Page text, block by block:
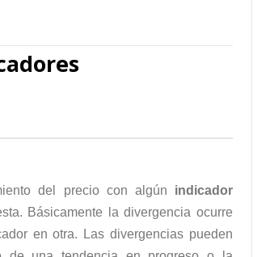
del precio con algún indicador
Básicamente la divergencia ocurre
en otra. Las divergencias pueden